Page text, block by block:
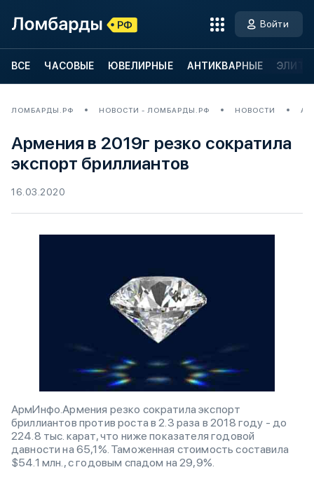
Войти
ВСЕ ЧАСОВЫЕ ЮВЕЛИРНЫЕ АНТИКВАРНЫЕ
ЛОМБАРДЫ.РФ НОВОСТИ - ЛОМБАРДЫ.РФ НОВОСТИ
Армения в 2019г резко сократила
экспорт бриллиантов
16.03.2020
АрмИнфо.Армения резко сократила экспорт
бриллиантов против роста в 2.3 раза в 2018 году - до
224.8 тыс. карат, что ниже показателя годовой
давности на 65,1%. Таможенная стоимость составила
$54.1 млн., с годовым спадом на 29,9%.